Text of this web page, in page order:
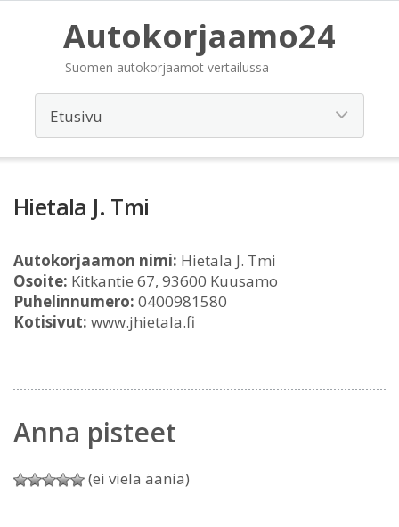
Autokorjaamo24
Suomen autokorjaamot vertailussa
Hietala J. Tmi
Autokorjaamon nimi: Hietala J. Tmi
Osoite: Kitkantie 67, 93600 Kuusamo
Puhelinnumero: 0400981580
Kotisivut: www.jhietala.fi
Anna pisteet
(ei vielä ääniä)